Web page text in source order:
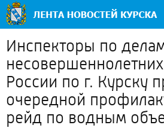
Инспекторы по
России по г. Курску
очередной
рейд по водным